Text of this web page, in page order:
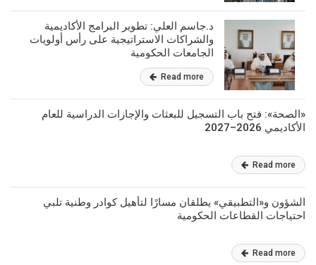
د.جاسم العلي: تطوير البرامج الأكاديمية
والشراكات الاستراتيجية على رأس أولويات
الجامعات الحكومية
Read more
«الصحة»: فتح باب التسجيل للبعثات والإجازات الدراسية للعام
الأكاديمي 2026–2027
Read more
الشؤون و«التطبيقي» يطلقان مسارًا لتأهيل كوادر وطنية تلبي
احتياجات القطاعات الحكومية
Read more